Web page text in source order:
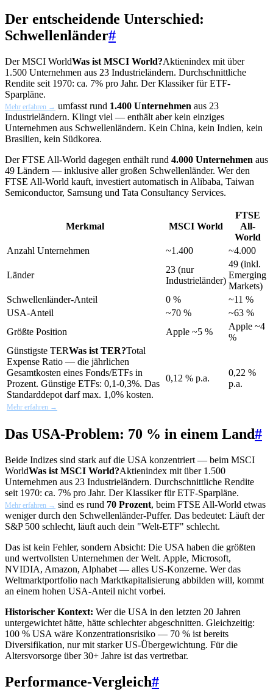
Der entscheidende Unterschied:
Schwellenländer#
DerMSCI WorldWas ist MSCI World?Aktienindex mit über
1.500 Unternehmen aus 23 Industrieländern. Durchschnittliche
Rendite seit 1970: ca. 7% pro Jahr. Der Klassiker für ETF-
Sparpläne.
Mehr erfahren → umfasst rund 1.400 Unternehmen aus 23
Industrieländern. Klingt viel — enthält aber kein einziges
Unternehmen aus Schwellenländern. Kein China, kein Indien, kein
Brasilien, kein Südkorea.
Der FTSE All-World dagegen enthält rund 4.000 Unternehmen aus
49 Ländern — inklusive aller großen Schwellenländer. Wer den
FTSE All-World kauft, investiert automatisch in Alibaba, Taiwan
Semiconductor, Samsung und Tata Consultancy Services.
Merkmal MSCI World
FTSE
All-
World
Anzahl Unternehmen
~1.400 ~4.000
Länder
23 (nur
Industrieländer)
49 (inkl.
Emerging
Markets)
Schwellenländer-Anteil
0 %
~11 %
USA-Anteil
~70 %
~63 %
Größte Position
Apple ~5 %
Apple ~4
%
Günstigste TERWas ist TER?Total
Expense Ratio — die jährlichen
Gesamtkosten eines Fonds/ETFs in
Prozent. Günstige ETFs: 0,1-0,3%. Das
Standarddepot darf max. 1,0% kosten.
Mehr erfahren →
0,12 % p.a.
0,22 %
p.a.
Das USA-Problem: 70 % in einem Land#
Beide Indizes sind stark auf die USA konzentriert — beim MSCI
WorldWas ist MSCI World?Aktienindex mit über 1.500
Unternehmen aus 23 Industrieländern. Durchschnittliche Rendite
seit 1970: ca. 7% pro Jahr. Der Klassiker für ETF-Sparpläne.
Mehr erfahren → sind es rund 70 Prozent, beim FTSE All-World etwas
weniger durch den Schwellenländer-Puffer. Das bedeutet: Läuft der
S&P 500 schlecht, läuft auch dein "Welt-ETF" schlecht.
Das ist kein Fehler, sondern Absicht: Die USA haben die größten
und wertvollsten Unternehmen der Welt. Apple, Microsoft,
NVIDIA, Amazon, Alphabet — alles US-Konzerne. Wer das
Weltmarktportfolio nach Marktkapitalisierung abbilden will, kommt
an einem hohen USA-Anteil nicht vorbei.
Historischer Kontext: Wer die USA in den letzten 20 Jahren
untergewichtet hätte, hätte schlechter abgeschnitten. Gleichzeitig:
100 % USA wäre Konzentrationsrisiko — 70 % ist bereits
Diversifikation, nur mit starker US-Übergewichtung. Für die
Altersvorsorge über 30+ Jahre ist das vertretbar.
Performance-Vergleich#